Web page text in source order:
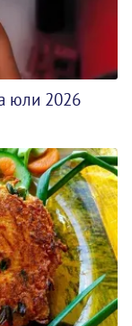
юли 2026